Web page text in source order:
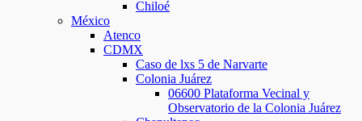
Chiloé
México
Atenco
CDMX
Caso de lxs 5 de Narvarte
Colonia Juárez
06600 Plataforma Vecinal y
Observatorio de la Colonia Juárez